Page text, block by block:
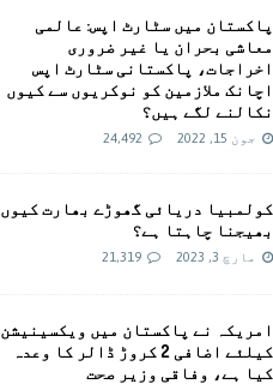
پاکستان میں سٹارٹ اپس: عالمی
معاشی بحران یا غیر ضروری
اخراجات، پاکستانی سٹارٹ اپس
اچانک ملازمین کو نوکریوں سے کیوں
نکالنے لگے ہیں؟
جون 15, 2022 24,492
کولمبیا دریائی گھوڑے بھارت کیوں
بھیجنا چاہتا ہے؟
مارچ 3, 2023 21,319
امريکہ نے پاکستان میں ویکسینیشن
کیلئے اضافی 2 کروڑ ڈالر کا وعدہ
کیا ہے، وفاقی وزیر صحت